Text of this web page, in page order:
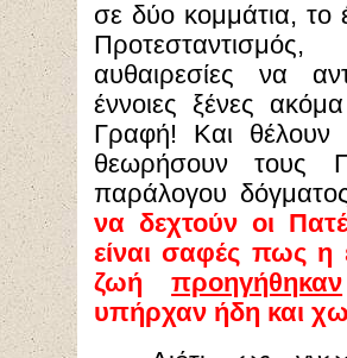
σε δύο κομμάτια,
αυθαιρεσίες να
έννοιες ξένες
Γραφή! Και θέλουν
θεωρήσουν τους
παράλογου
να δεχτούν οι
είναι σαφές πως η
ζωήπροηγήθηκαν
υπήρχαν ήδη και